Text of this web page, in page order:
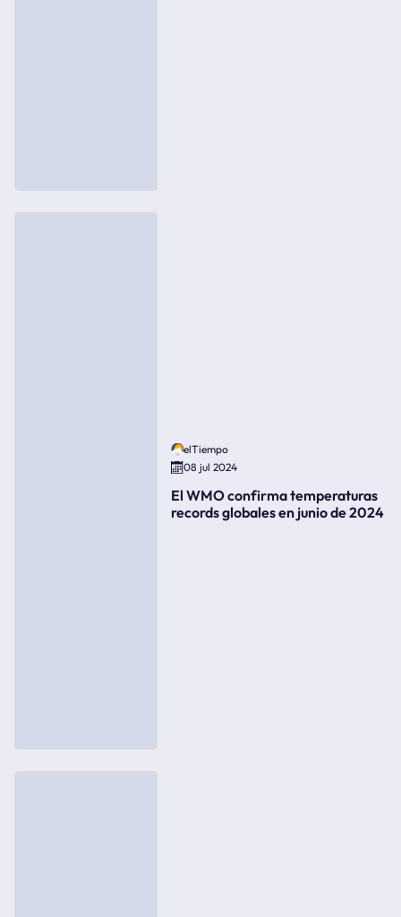
elTiempo
08 jul 2024
El WMO confirma temperaturas
records globales en junio de 2024